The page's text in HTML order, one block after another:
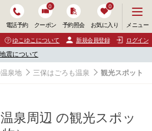
電話予約 クーポン
0
予約照会 お気に入り
0
ニ
ュ
ー
開
く
メニュー
ゆこゆこについて 新規会員登録 ログイン
震について
泉地 三保はごろも温泉 観光スポット
泉周辺 の観光スポッ